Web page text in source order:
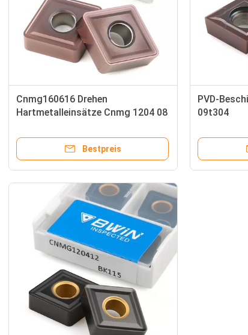
Cnmg160616 Drehen
Hartmetalleinsätze Cnmg 1204 08
Bestpreis
PVD-
09t304